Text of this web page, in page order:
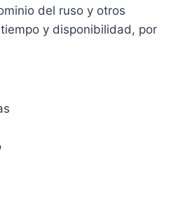
del ruso y otros
y disponibilidad, por